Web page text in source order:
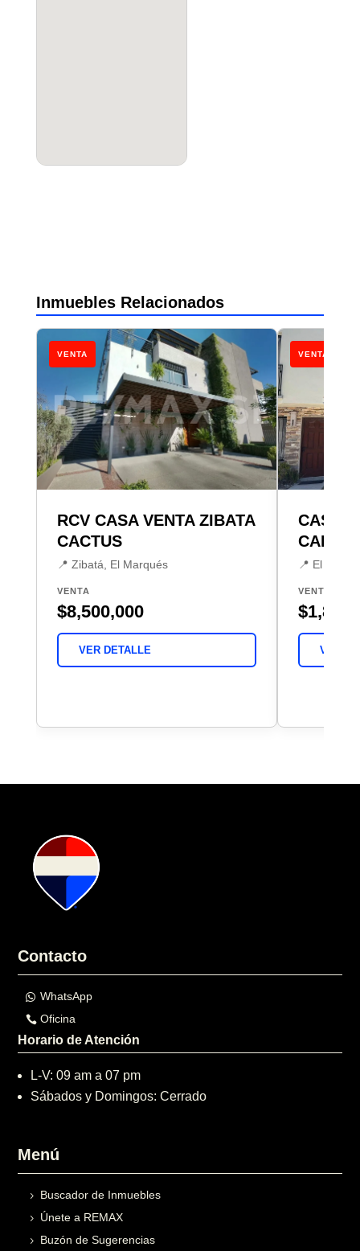
Inmuebles Relacionados
VENTA
RCV CASA VENTA ZIBATA
CACTUS
📍 Zibatá, El Marqués
VENTA
$8,500,000
VER DETALLE
VENTA
CASA
📍 El
VENTA
VER
Contacto
WhatsApp
Oficina
Horario de Atención
L-V: 09 am a 07 pm
Sábados y Domingos: Cerrado
Menú
Buscador de Inmuebles
Únete a REMAX
Buzón de Sugerencias